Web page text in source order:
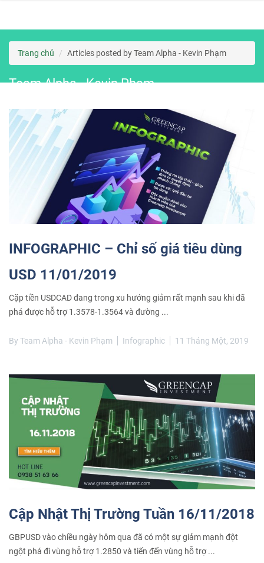
content
Trang chủ Articles posted by Team Alpha - Kevin Phạm
Team Alpha - Kevin Phạm
INFOGRAPHIC – Chỉ số giá tiêu dùng
USD 11/01/2019
Cặp tiền USDCAD đang trong xu hướng giảm rất mạnh sau khi đã
phá được hỗ trợ 1.3578-1.3564 và đường ...
By Team Alpha - Kevin Phạm Infographic 11 Tháng Một, 2019
Cập Nhật Thị Trường Tuần 16/11/2018
GBPUSD vào chiều ngày hôm qua đã có một sự giảm mạnh đột
ngột phá đi vùng hỗ trợ 1.2850 và tiến đến vùng hỗ trợ ...